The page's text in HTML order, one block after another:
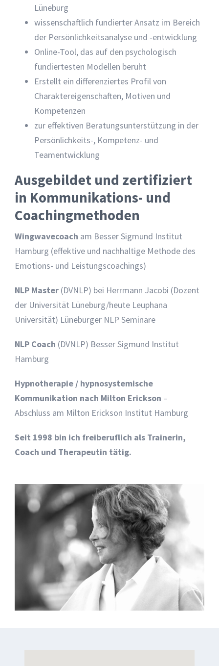
Lüneburg
wissenschaftlich fundierter Ansatz im Bereich
der Persönlichkeitsanalyse und ‑entwicklung
Online-Tool, das auf den psychologisch
fundiertesten Modellen beruht
Erstellt ein differenziertes Profil von
Charaktereigenschaften, Motiven und
Kompetenzen
zur effektiven Beratungsunterstützung in der
Persönlichkeits-, Kompetenz- und
Teamentwicklung
Ausgebildet und zertifiziert
in Kommunikations- und
Coachingmethoden
Wingwavecoach am Besser Sigmund Institut
Hamburg (effektive und nachhaltige Methode des
Emotions- und Leistungscoachings)
NLP Master (DVNLP) bei Herrmann Jacobi (Dozent
der Universität Lüneburg/heute Leuphana
Universität) Lüneburger NLP Seminare
NLP Coach (DVNLP) Besser Sigmund Institut
Hamburg
Hypnotherapie / hypnosystemische
Kommunikation nach Milton Erickson –
Abschluss am Milton Erickson Institut Hamburg
Seit 1998 bin ich freiberuflich als Trainerin,
Coach und Therapeutin tätig.